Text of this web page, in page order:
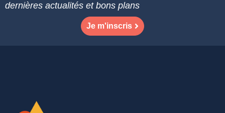
dernières actualités et bons plans
Je m'inscris